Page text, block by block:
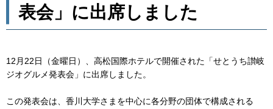
表会」に出席しました
12月22日（金曜日）、高松国際ホテルで開催された「せとうち讃岐
ジオグルメ発表会」に出席しました。
この発表会は、香川大学さまを中心に各分野の団体で構成される